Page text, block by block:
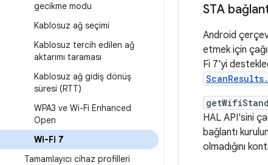
gecikme modu
Kablosuz ağ seçimi
Kablosuz tercih edilen ağ
aktarımı taraması
Kablosuz ağ gidiş dönüş
süresi (RTT)
WPA3 ve Wi-Fi Enhanced
Open
Wi-Fi 7
Tamamlayıcı cihaz profilleri
STA
Android
etmek için
Fi 7'yi
HAL API'sini
bağlantı
olmadığını